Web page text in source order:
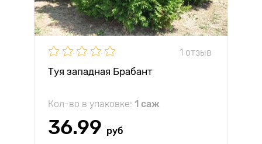
1 отзыв
Туя западная Брабант
Кол-во в упаковке: 1 саж
36.99 руб